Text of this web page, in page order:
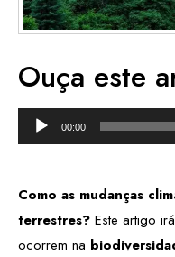
Ouça este
Tocador
de
00:00
Como as mudanças
terrestres? Este artigo
ocorrem na